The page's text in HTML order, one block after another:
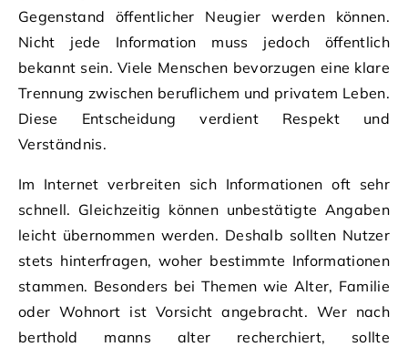
Gegenstand öffentlicher Neugier werden können.
Nicht jede Information muss jedoch öffentlich
bekannt sein. Viele Menschen bevorzugen eine klare
Trennung zwischen beruflichem und privatem Leben.
Diese Entscheidung verdient Respekt und
Verständnis.
Im Internet verbreiten sich Informationen oft sehr
schnell. Gleichzeitig können unbestätigte Angaben
leicht übernommen werden. Deshalb sollten Nutzer
stets hinterfragen, woher bestimmte Informationen
stammen. Besonders bei Themen wie Alter, Familie
oder Wohnort ist Vorsicht angebracht. Wer nach
berthold manns alter recherchiert, sollte